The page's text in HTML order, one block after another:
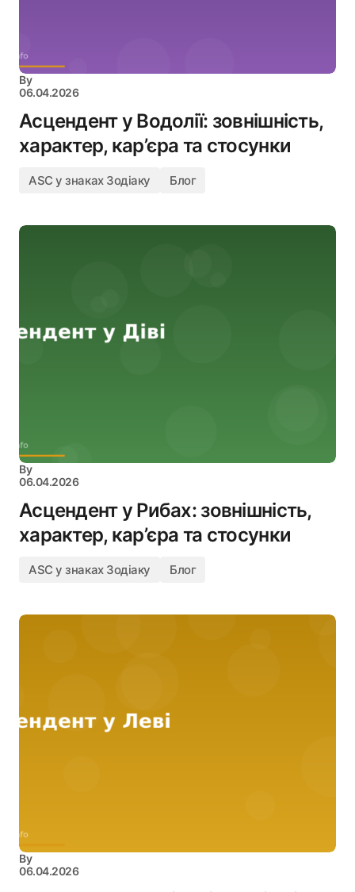
By
06.04.2026
Асцендент у Водолії: зовнішність,
характер, кар’єра та стосунки
ASC у знаках Зодіаку Блог
By
06.04.2026
Асцендент у Рибах: зовнішність,
характер, кар’єра та стосунки
ASC у знаках Зодіаку Блог
By
06.04.2026